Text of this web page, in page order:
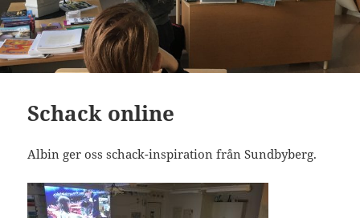
Schack online
Albin ger oss schack-inspiration från Sundbyberg.